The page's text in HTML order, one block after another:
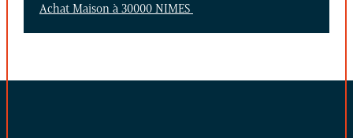
Achat Maison à 30000 NIMES